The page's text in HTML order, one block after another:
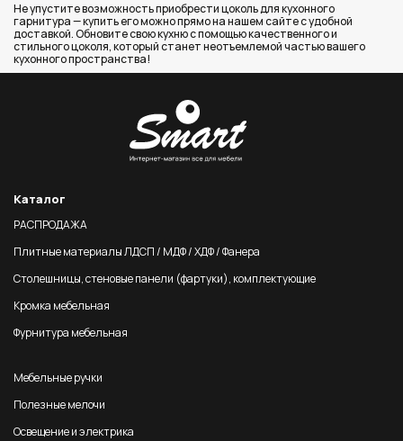
Не упустите возможность приобрести цоколь для кухонного
гарнитура — купить его можно прямо на нашем сайте с удобной
доставкой. Обновите свою кухню с помощью качественного и
стильного цоколя, который станет неотъемлемой частью вашего
кухонного пространства!
Каталог
РАСПРОДАЖА
Плитные материалы ЛДСП / МДФ / ХДФ / Фанера
Столешницы, стеновые панели (фартуки), комплектующие
Кромка мебельная
Фурнитура мебельная
Мебельные ручки
Полезные мелочи
Освещение и электрика